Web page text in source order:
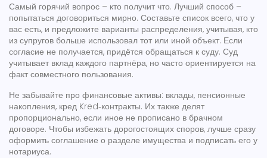
Самый горячий вопрос – кто получит что. Лучший способ –
попытаться договориться мирно. Составьте список всего, что у
вас есть, и предложите варианты распределения, учитывая, кто
из супругов больше использовал тот или иной объект. Если
согласие не получается, придётся обращаться к суду. Суд
учитывает вклад каждого партнёра, но часто ориентируется на
факт совместного пользования.
Не забывайте про финансовые активы: вклады, пенсионные
накопления, кред Kred‑контракты. Их также делят
пропорционально, если иное не прописано в брачном
договоре. Чтобы избежать дорогостоящих споров, лучше сразу
оформить соглашение о разделе имущества и подписать его у
нотариуса.